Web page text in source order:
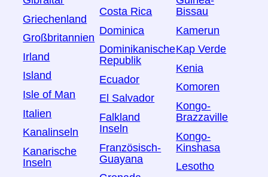
Griechenland
Großbritannien
Irland
Island
Isle of Man
Italien
Kanalinseln
Kanarische
Inseln
Costa Rica
Dominica
Dominikanische
Republik
Ecuador
El Salvador
Falkland
Inseln
Französisch-
Guayana
Bissau
Kamerun
Kap Verde
Kenia
Komoren
Kongo-
Brazzaville
Kongo-
Kinshasa
Lesotho